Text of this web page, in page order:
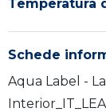
Temperatura
Schede
Aqua Label -